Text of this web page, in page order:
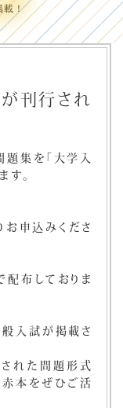
載！
刊行され
集を「大学入
す。
お申込みくださ
配布しておりま
入試が掲載さ
れた問題形式
本をぜひご活